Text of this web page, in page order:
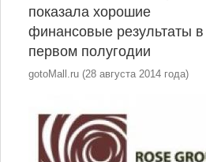
показала хорошие
финансовые результаты в
первом полугодии
gotoMall.ru (28 августа 2014 года)